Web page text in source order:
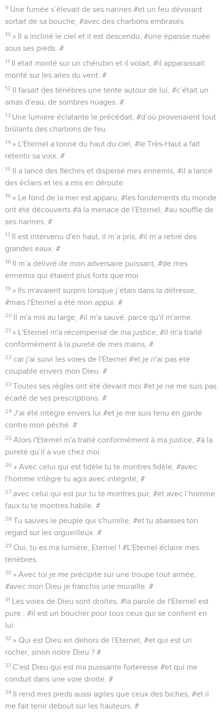
9 Une fumée s’élevait de ses narines #et un feu dévorant
sortait de sa bouche, #avec des charbons embrasés.
10 » Il a incliné le ciel et il est descendu, #une épaisse nuée
sous ses pieds. #
11 Il était monté sur un chérubin et il volait, #il apparaissait
monté sur les ailes du vent. #
12 Il faisait des ténèbres une tente autour de lui, #c’était un
amas d'eau, de sombres nuages. #
13 Une lumière éclatante le précédait, #d’où provenaient tout
brûlants des charbons de feu.
14 » L'Eternel a tonné du haut du ciel, #le Très-Haut a fait
retentir sa voix. #
15 Il a lancé des flèches et dispersé mes ennemis, #il a lancé
des éclairs et les a mis en déroute.
16 » Le fond de la mer est apparu, #les fondements du monde
ont été découverts #à la menace de l'Eternel, #au souffle de
ses narines. #
17 Il est intervenu d'en haut, il m’a pris, #il m’a retiré des
grandes eaux. #
18 Il m’a délivré de mon adversaire puissant, #de mes
ennemis qui étaient plus forts que moi.
19 » Ils m'avaient surpris lorsque j’étais dans la détresse,
#mais l'Eternel a été mon appui. #
20 Il m'a mis au large, #il m'a sauvé, parce qu'il m'aime.
21 » L'Eternel m'a récompensé de ma justice, #il m'a traité
conformément à la pureté de mes mains, #
22 car j'ai suivi les voies de l'Eternel #et je n'ai pas été
coupable envers mon Dieu. #
23 Toutes ses règles ont été devant moi #et je ne me suis pas
écarté de ses prescriptions. #
24 J'ai été intègre envers lui #et je me suis tenu en garde
contre mon péché. #
25 Alors l'Eternel m'a traité conformément à ma justice, #à la
pureté qu’il a vue chez moi.
26 » Avec celui qui est fidèle tu te montres fidèle, #avec
l'homme intègre tu agis avec intégrité, #
27 avec celui qui est pur tu te montres pur, #et avec l’homme
faux tu te montres habile. #
28 Tu sauves le peuple qui s'humilie, #et tu abaisses ton
regard sur les orgueilleux. #
29 Oui, tu es ma lumière, Eternel ! #L'Eternel éclaire mes
ténèbres.
30 » Avec toi je me précipite sur une troupe tout armée,
#avec mon Dieu je franchis une muraille. #
31 Les voies de Dieu sont droites, #la parole de l'Eternel est
pure ; #il est un bouclier pour tous ceux qui se confient en
lui.
32 » Qui est Dieu en dehors de l'Eternel, #et qui est un
rocher, sinon notre Dieu ? #
33 C'est Dieu qui est ma puissante forteresse #et qui me
conduit dans une voie droite. #
34 Il rend mes pieds aussi agiles que ceux des biches, #et il
me fait tenir debout sur les hauteurs. #